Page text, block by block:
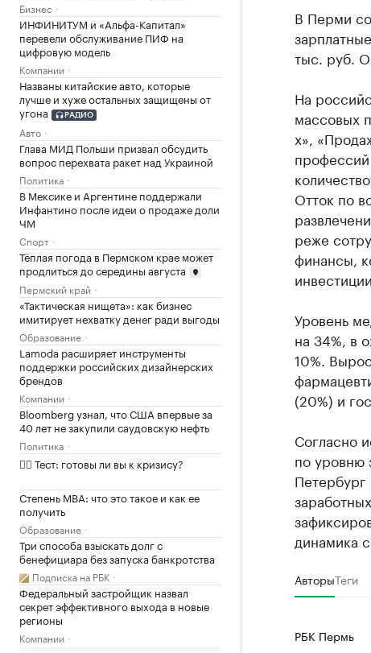
Бизнес
ИНФИНИТУМ и «Альфа-Капитал»
перевели обслуживание ПИФ на
цифровую модель
Компании
Названы китайские авто, которые
лучше и хуже остальных защищены от
угона
РАДИО
Авто
Глава МИД Польши призвал обсудить
вопрос перехвата ракет над Украиной
Политика
В Мексике и Аргентине поддержали
Инфантино после идеи о продаже доли
ЧМ
Спорт
Тёплая погода в Пермском крае может
продлиться до середины августа
Пермский край
«Тактическая нищета»: как бизнес
имитирует нехватку денег ради выгоды
Образование
Lamoda расширяет инструменты
поддержки российских дизайнерских
брендов
Компании
Bloomberg узнал, что США впервые за
40 лет не закупили саудовскую нефть
Политика
✍🏻 Тест: готовы ли вы к кризису?
Степень MBA: что это такое и как ее
получить
Образование
Три способа взыскать долг с
бенефициара без запуска банкротства
Подписка на РБК
Федеральный застройщик назвал
секрет эффективного выхода в новые
регионы
Компании
В Перми
тыс. руб.
На
массовых
х»,
Отток по
реже
финансы,
инвестиции.
Уровень
на 34%, в
10%.
(20%) и
Согласно
по уровню
динамика
АвторыТеги
РБК Пермь